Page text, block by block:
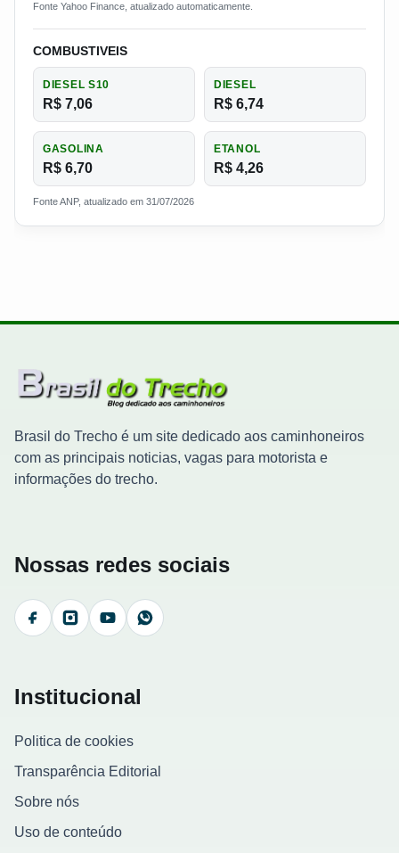
Fonte Yahoo Finance, atualizado automaticamente.
COMBUSTIVEIS
DIESEL S10
R$ 7,06
DIESEL
R$ 6,74
GASOLINA
R$ 6,70
ETANOL
R$ 4,26
Fonte ANP, atualizado em 31/07/2026
Brasil do Trecho é um site dedicado aos caminhoneiros
com as principais noticias, vagas para motorista e
informações do trecho.
Nossas redes sociais
FacebookInstagramYouTubeWhatsApp
Institucional
Politica de cookies
Transparência Editorial
Sobre nós
Uso de conteúdo